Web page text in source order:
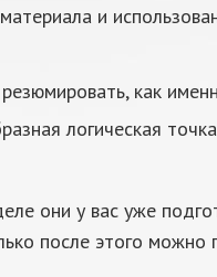
и
как
логическая
они у вас уже
после этого можно